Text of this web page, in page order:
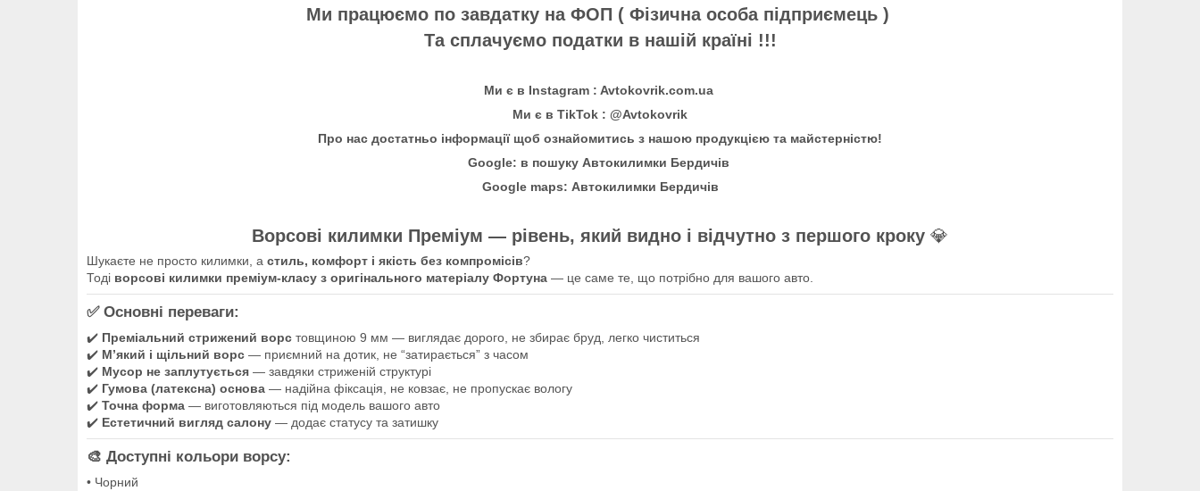
Ми працюємо по завдатку на ФОП ( Фізична особа підприємець )
Та сплачуємо податки в нашій країні !!!
Ми є в Instagram : Avtokovrik.com.ua
Ми є в TikTok : @Avtokovrik
Про нас достатньо інформації щоб ознайомитись з нашою продукцією та майстерністю!
Google: в пошуку Автокилимки Бердичів
Google maps: Автокилимки Бердичів
Ворсові килимки Преміум — рівень, який видно і відчутно з першого кроку 💎
Шукаєте не просто килимки, а стиль, комфорт і якість без компромісів?
Тоді ворсові килимки преміум-класу з оригінального матеріалу Фортуна — це саме те, що потрібно для вашого авто.
✅ Основні переваги:
✔️ Преміальний стрижений ворс товщиною 9 мм — виглядає дорого, не збирає бруд, легко чиститься
✔️ М’який і щільний ворс — приємний на дотик, не “затирається” з часом
✔️ Мусор не заплутується — завдяки стриженій структурі
✔️ Гумова (латексна) основа — надійна фіксація, не ковзає, не пропускає вологу
✔️ Точна форма — виготовляються під модель вашого авто
✔️ Естетичний вигляд салону — додає статусу та затишку
🎨 Доступні кольори ворсу:
• Чорний